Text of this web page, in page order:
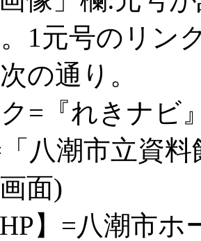
1元号のリン
の通り。
=『れきナビ
八潮市立資
面)
HP】=八潮市ホ